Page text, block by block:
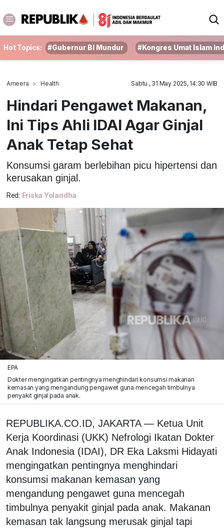
Hot Topics: #Gubernur BI Mundur #Kongres Umat Islam
Ameera Health Sabtu , 31 May 2025, 14:30 WIB
Hindari Pengawet Makanan,
Ini Tips Ahli IDAI Agar Ginjal
Anak Tetap Sehat
Konsumsi garam berlebihan picu hipertensi dan
kerusakan ginjal.
Red: Friska Yolandha
EPA
Dokter mengingatkan pentingnya menghindari konsumsi makanan
kemasan yang mengandung pengawet guna mencegah timbulnya
penyakit ginjal pada anak.
REPUBLIKA.CO.ID, JAKARTA — Ketua Unit
Kerja Koordinasi (UKK) Nefrologi Ikatan Dokter
Anak Indonesia (IDAI), DR Eka Laksmi Hidayati
mengingatkan pentingnya menghindari
konsumsi makanan kemasan yang
mengandung pengawet guna mencegah
timbulnya penyakit ginjal pada anak. Makanan
kemasan tak langsung merusak ginjal tapi